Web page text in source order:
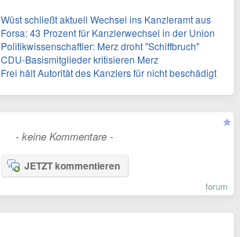
Wüst schließt aktuell Wechsel ins Kanzleramt aus
Forsa: 43 Prozent für Kanzlerwechsel in der Union
Politikwissenschaftler: Merz droht "Schiffbruch"
CDU-Basismitglieder kritisieren Merz
Frei hält Autorität des Kanzlers für nicht beschädigt
- keine Kommentare -
JETZT kommentieren
forum